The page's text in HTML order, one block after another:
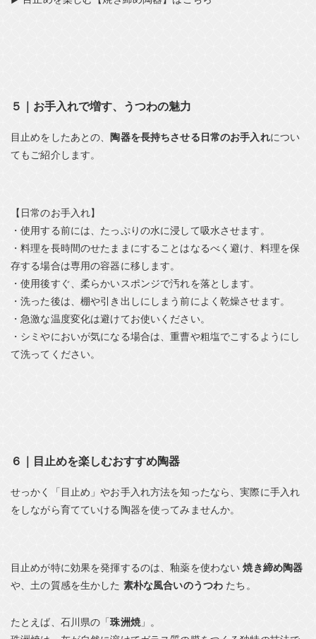
５｜お手入れで増す、うつわの魅力
目止めをしたあとの、陶器を長持ちさせる日常のお手入れについ
てもご紹介します。
【日常のお手入れ】
・使用する前には、たっぷりの水に浸して吸水させます。
・料理を長時間のせたままにすることはなるべく避け、料理を保
存する場合は専用の容器に移します。
・使用後すぐ、柔らかいスポンジで汚れを落とします。
・洗った後は、棚や引き出しにしまう前によく乾燥させます。
・急激な温度変化は避けてお使いください。
・シミやにおいが気になる場合は、重曹や粗塩でこするようにし
て洗ってください。
６｜目止めを楽しむおすすめ陶器
せっかく「目止め」やお手入れ方法を知ったなら、実際に手入れ
をしながら育てていける陶器を使ってみませんか。
目止めが特に効果を発揮するのは、釉薬を使わない焼き締め陶器
や、土の質感を生かした 素朴な風合いのうつわ たち。
たとえば、石川県の「珠洲焼」。